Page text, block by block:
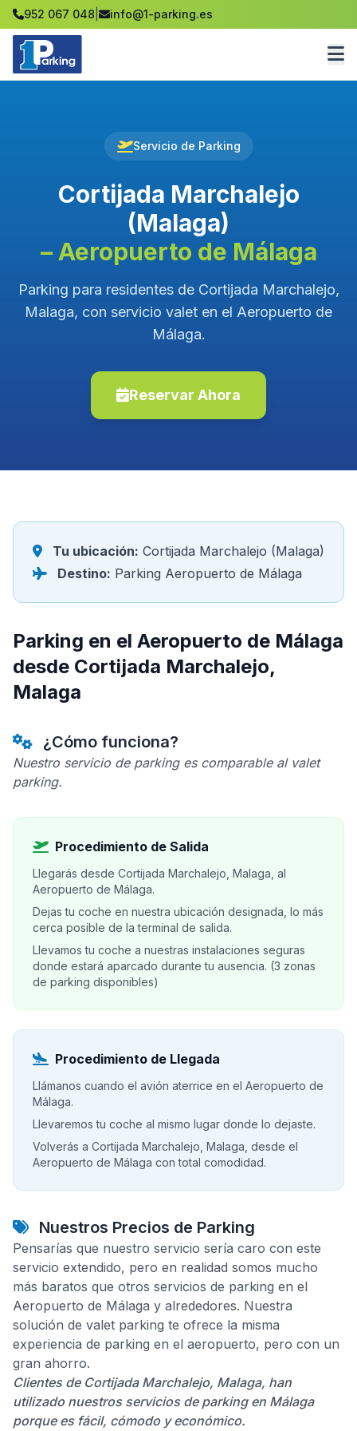
952 067 048 info@1-parking.es
Servicio de Parking
Cortijada Marchalejo
(Malaga)
– Aeropuerto de Málaga
Parking para residentes de Cortijada Marchalejo,
Malaga, con servicio valet en el Aeropuerto de
Málaga.
Reservar Ahora
Tu ubicación: Cortijada Marchalejo (Malaga)
Destino: Parking Aeropuerto de Málaga
Parking en el Aeropuerto de Málaga
desde Cortijada Marchalejo,
Malaga
¿Cómo funciona?
Nuestro servicio de parking es comparable al valet
parking.
Procedimiento de Salida
Llegarás desde Cortijada Marchalejo, Malaga, al
Aeropuerto de Málaga.
Dejas tu coche en nuestra ubicación designada, lo más
cerca posible de la terminal de salida.
Llevamos tu coche a nuestras instalaciones seguras
donde estará aparcado durante tu ausencia. (3 zonas
de parking disponibles)
Procedimiento de Llegada
Llámanos cuando el avión aterrice en el Aeropuerto de
Málaga.
Llevaremos tu coche al mismo lugar donde lo dejaste.
Volverás a Cortijada Marchalejo, Malaga, desde el
Aeropuerto de Málaga con total comodidad.
Nuestros Precios de Parking
Pensarías que nuestro servicio sería caro con este
servicio extendido, pero en realidad somos mucho
más baratos que otros servicios de parking en el
Aeropuerto de Málaga y alrededores. Nuestra
solución de valet parking te ofrece la misma
experiencia de parking en el aeropuerto, pero con un
gran ahorro.
Clientes de Cortijada Marchalejo, Malaga, han
utilizado nuestros servicios de parking en Málaga
porque es fácil, cómodo y económico.